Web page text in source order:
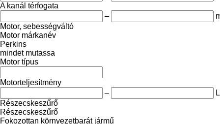
A kanál térfogata
–
Motor, sebességváltó
Motor márkanév
Perkins
mindet mutassa
Motor típus
Motorteljesítmény
–
Részecskeszűrő
Részecskeszűrő
Fokozottan környezetbarát jármű